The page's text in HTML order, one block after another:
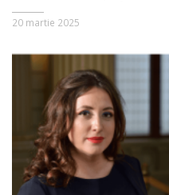
20 martie 2025